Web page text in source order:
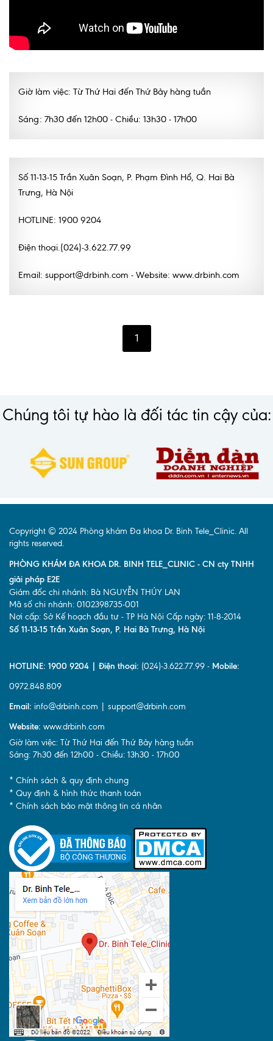
Giờ làm việc: Từ Thứ Hai đến Thứ Bảy hàng tuần
Sáng: 7h30 đến 12h00 - Chiều: 13h30 - 17h00
Số 11-13-15 Trần Xuân Soạn, P. Phạm Đình Hổ, Q. Hai Bà
Trưng, Hà Nội
HOTLINE: 1900 9204
Điện thoại.(024)-3.622.77.99
Email: support@drbinh.com - Website: www.drbinh.com
1
Chúng tôi tự hào là đối tác tin cậy của:
Copyright © 2024 Phòng khám Đa khoa Dr. Binh Tele_Clinic. All
rights reserved.
PHÒNG KHÁM ĐA KHOA DR. BINH TELE_CLINIC - CN cty TNHH
giải pháp E2E
Giám đốc chi nhánh: Bà NGUYỄN THÚY LAN
Mã số chi nhánh: 0102398735-001
Nơi cấp: Sở Kế hoạch đầu tư - TP Hà Nội Cấp ngày: 11-8-2014
Số 11-13-15 Trần Xuân Soạn, P. Hai Bà Trưng, Hà Nội
HOTLINE: 1900 9204 | Điện thoại: (024)-3.622.77.99 - Mobile:
0972.848.809
Email: info@drbinh.com | support@drbinh.com
Website: www.drbinh.com
Giờ làm việc: Từ Thứ Hai đến Thứ Bảy hàng tuần
Sáng: 7h30 đến 12h00 - Chiều: 13h30 - 17h00
* Chính sách & quy định chung
* Quy định & hình thức thanh toán
* Chính sách bảo mật thông tin cá nhân